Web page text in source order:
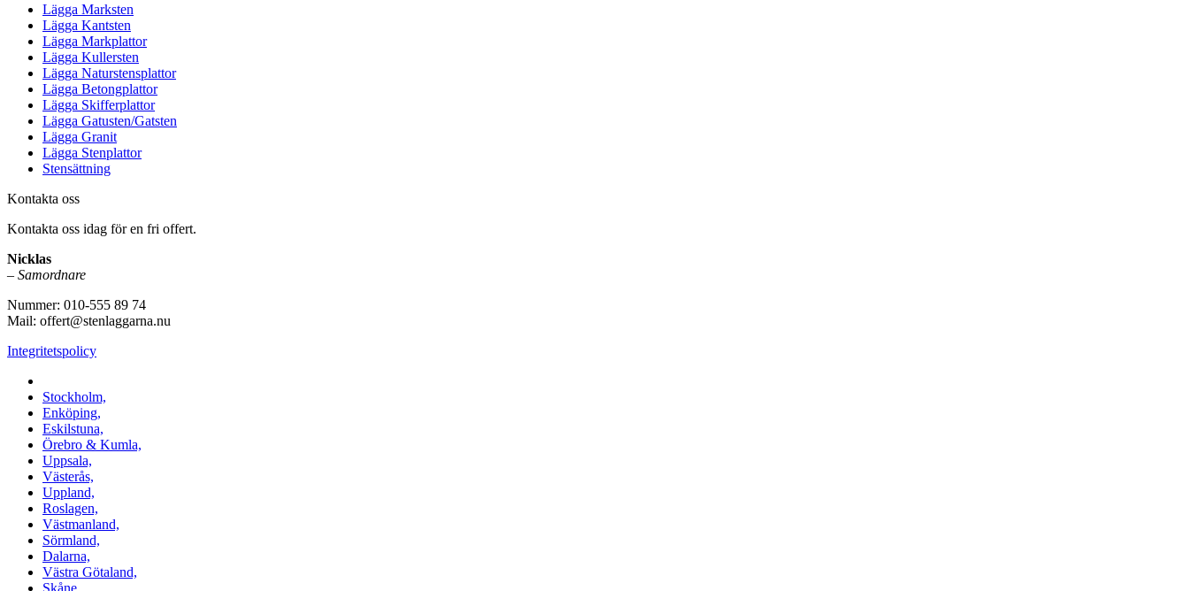
Lägga Marksten
Lägga Kantsten
Lägga Markplattor
Lägga Kullersten
Lägga Naturstensplattor
Lägga Betongplattor
Lägga Skifferplattor
Lägga Gatusten/Gatsten
Lägga Granit
Lägga Stenplattor
Stensättning
Kontakta oss
Kontakta oss idag för en fri offert.
Nicklas
– Samordnare
Nummer: 010-555 89 74
Mail: offert@stenlaggarna.nu
Integritetspolicy
Stockholm,
Enköping,
Eskilstuna,
Örebro & Kumla,
Uppsala,
Västerås,
Uppland,
Roslagen,
Västmanland,
Sörmland,
Dalarna,
Västra Götaland,
Skåne,